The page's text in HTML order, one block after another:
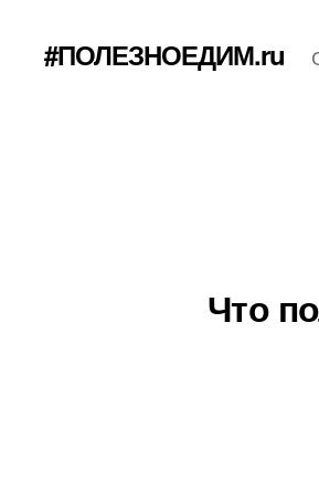
#ПОЛЕЗНОЕДИМ.ru
Что